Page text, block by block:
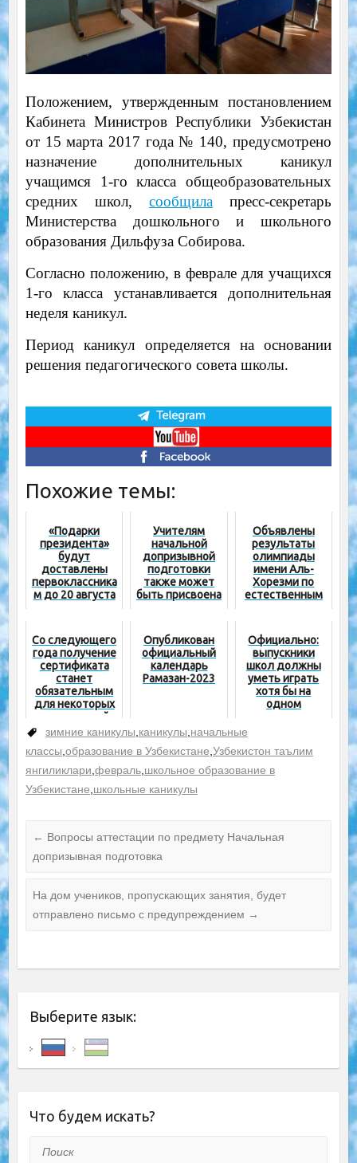
Положением, утвержденным постановлением
Кабинета Министров Республики Узбекистан
от 15 марта 2017 года № 140, предусмотрено
назначение дополнительных каникул
учащимся 1-го класса общеобразовательных
средних школ,сообщила пресс-секретарь
Министерства дошкольного и школьного
образования Дильфуза Собирова.
Согласно положению, в феврале для учащихся
1-го класса устанавливается дополнительная
неделя каникул.
Период каникул определяется на основании
решения педагогического совета школы.
Похожие темы:
«Подарки
президента»
будут
доставлены
первоклассника
м до 20 августа
Учителям
начальной
допризывной
подготовки
также может
быть присвоена
Объявлены
результаты
олимпиады
имени Аль-
Хорезми по
естественным
Со следующего
года получение
сертификата
станет
обязательным
для некоторых
направлений
Опубликован
официальный
календарь
Рамазан-2023
Официально:
выпускники
школ должны
уметь играть
хотя бы на
одном
музыки – на
трех
зимние каникулы каникулы начальные
классы образование в Узбекистане Узбекистон таълим
янгиликлари февраль, школьное образование в
Узбекистане школьные каникулы
← Вопросы аттестации по предмету Начальная
допризывная подготовка
На дом учеников, пропускающих занятия, будет
отправлено письмо с предупреждением →
Выберите язык:
Что будем искать?
Поиск